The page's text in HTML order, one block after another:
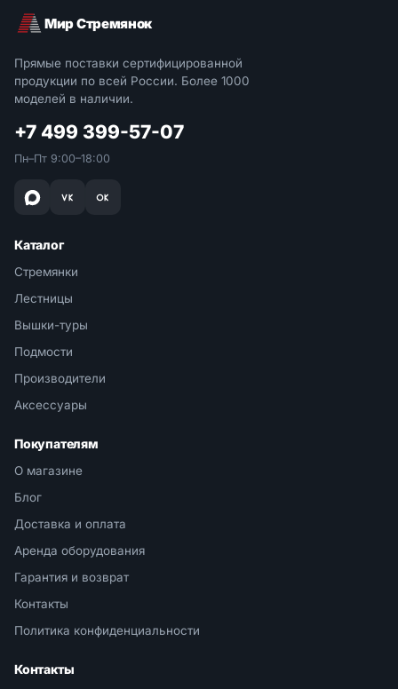
Мир Стремянок
Прямые поставки сертифицированной
продукции по всей России. Более 1000
моделей в наличии.
+7 499 399-57-07
Пн–Пт 9:00–18:00
Каталог
Стремянки
Лестницы
Вышки-туры
Подмости
Производители
Аксессуары
Покупателям
О магазине
Блог
Доставка и оплата
Аренда оборудования
Гарантия и возврат
Контакты
Политика конфиденциальности
Контакты